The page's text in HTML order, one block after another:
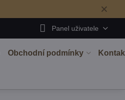
✕
Panel uživatele
Obchodní podmínky